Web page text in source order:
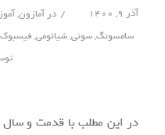
آذر ۹, ۱۴۰۰ / درآمازون,
سامسونگ,سونی,شیائومی, فیسبوک
در این مطلب با قدمت و